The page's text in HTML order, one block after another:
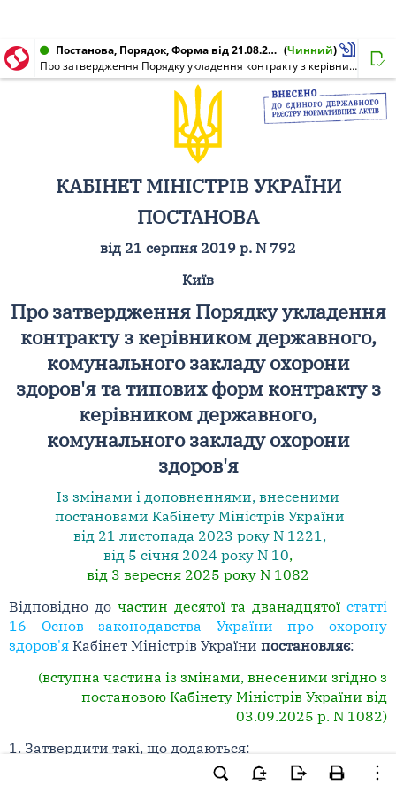
Постанова, Порядок, Форма від 21.08.2019 № 792 (Чинний)
Про затвердження Порядку укладення контракту з керівником державного, комунального закладу охорони здоров'я та типових форм контракту з керівником державного, комунального закладу охорони здоров'я